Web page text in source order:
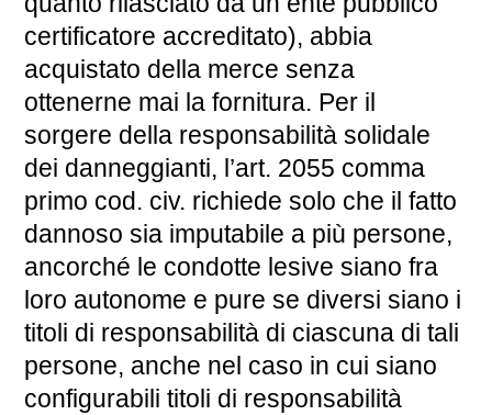
certificatore accreditato), abbia
acquistato della merce senza
ottenerne mai la fornitura. Per il
sorgere della responsabilità solidale
dei danneggianti, l’art. 2055 comma
primo cod. civ. richiede solo che il fatto
dannoso sia imputabile a più persone,
ancorché le condotte lesive siano fra
loro autonome e pure se diversi siano i
titoli di responsabilità di ciascuna di tali
persone, anche nel caso in cui siano
configurabili titoli di responsabilità